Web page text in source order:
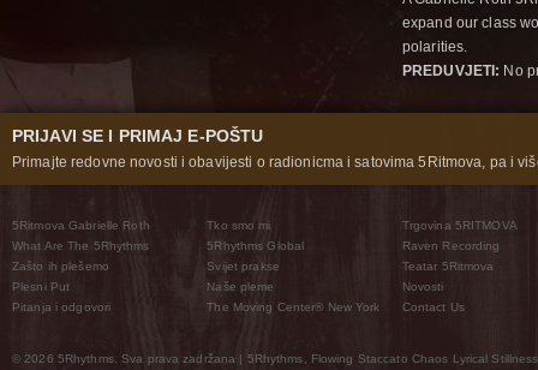
expand our class
polarities.
PREDUVJETI: No
PRIJAVI SE I PRIMAJ E-POŠTU
Primajte redovne novosti i obavijesti o radionicma i satovima 5Ritmova, pa i
5Ritmova Gabrielle Roth
What Are The 5Rhythms
Zašto ih plešemo
Plesni Put
Pitanja i odgovori
Tko smo mi
5Rhythms Global
Svijet prakse
Naše pleme
The Moving Center® New York
Trgovina 5RITMOVA
Raven Recording
Teatar 5Ritmova
Novosti
Contact Us
© 2026 5Rhythms. Sva prava zadržana | 5Rhythms, Flowing Staccato Chaos Lyrical